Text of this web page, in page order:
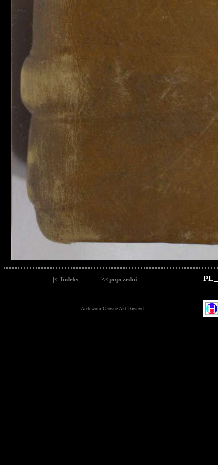
|< Indeks << poprzedni
Archiwum Główne Akt Dawnych